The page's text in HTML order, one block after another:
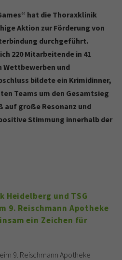
hat die Thoraxklinik
Aktion zur Förderung von
durchgeführt.
220 Mitarbeitende in 41
Wettbewerben und
bildete ein Krimidinner,
Teams um den Gesamtsieg
auf große Resonanz und
Stimmung innerhalb der
Heidelberg und TSG
9. Reischmann Apotheke
ein Zeichen für
9. Reischmann Apotheke